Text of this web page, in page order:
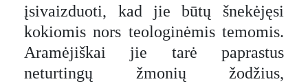
įsivaizduoti, kad jie būtų šnekėjęsi
kokiomis nors teologinėmis temomis.
Aramėjiškai jie tarė paprastus
neturtingų žmonių žodžius,